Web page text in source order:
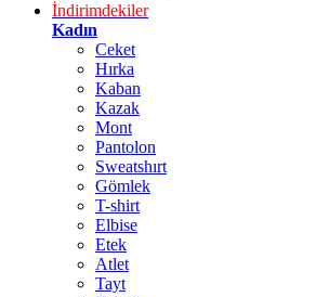
İndirimdekiler
Kadın
Ceket
Hırka
Kaban
Kazak
Mont
Pantolon
Sweatshırt
Gömlek
T-shirt
Elbise
Etek
Atlet
Tayt